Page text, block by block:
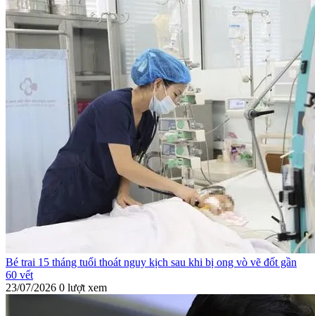
Bé trai 15 tháng tuổi thoát nguy kịch sau khi bị ong vò vẽ đốt gần
60 vết
23/07/2026 0 lượt xem